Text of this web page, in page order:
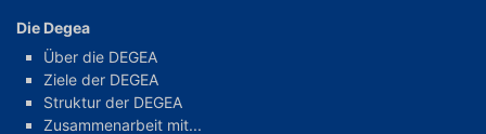
Die Degea
Über die DEGEA
Ziele der DEGEA
Struktur der DEGEA
Zusammenarbeit mit...